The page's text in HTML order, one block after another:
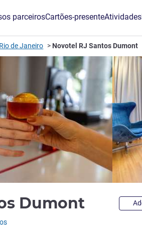
parceirosCartões-presenteAtividades
de Janeiro Novotel RJ Santos Dumont
Dumont 4